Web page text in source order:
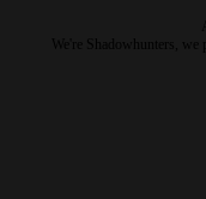
We're Shadowhunters,